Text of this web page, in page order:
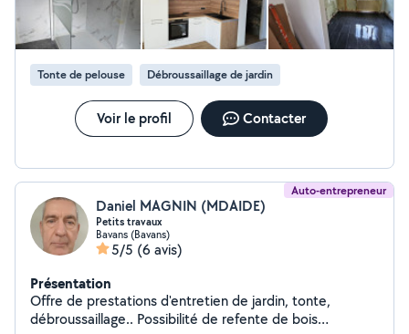
Tonte de pelouse Débroussaillage de jardin
Voir le profil Contacter
Auto-entrepreneur
Daniel MAGNIN (MDAIDE)
Petits travaux
Bavans (Bavans)
5/5 (6 avis)
Présentation
Offre de prestations d'entretien de jardin, tonte,
débroussaillage.. Possibilité de refente de bois